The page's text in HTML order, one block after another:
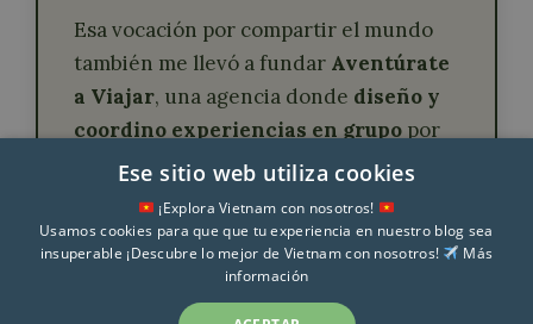
Esa vocación por compartir el mundo
también me llevó a fundar Aventúrate
a Viajar, una agencia donde diseño y
coordino experiencias en grupo por
Vietnam y otros muchos países.
Ese sitio web utiliza cookies
¡Explora Vietnam con nosotros!
Usamos cookies para que que tu experiencia en nuestro blog sea
insuperable ¡Descubre lo mejor de Vietnam con nosotros!
Más
información